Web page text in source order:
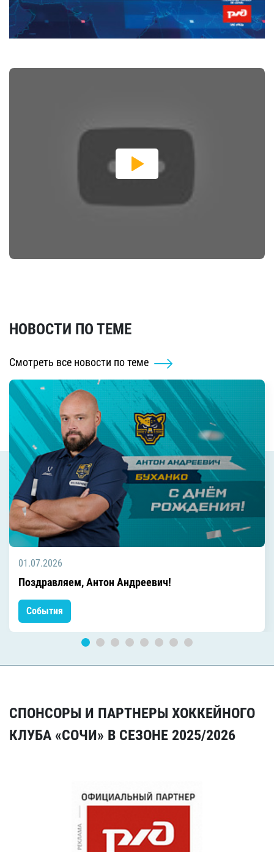
НОВОСТИ ПО ТЕМЕ
Смотреть все новости по теме
01.07.2026
Поздравляем, Антон Андреевич!
События
СПОНСОРЫ И ПАРТНЕРЫ ХОККЕЙНОГО
КЛУБА «СОЧИ» В СЕЗОНЕ 2025/2026